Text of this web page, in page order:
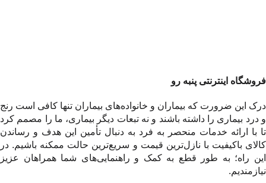
فروشگاه اینترنتی پنبه رو
درک این ضرورت که بیماران و خانواده‌های بیماران تنها کافی است رنج
و درد بیماری را داشته باشند و نه تبعات دیگر بیماری، ما را مصمم کرد
تا با ارائه خدمات منحصر به فرد به دنبال تأمین این هدف و رساندن
کالای باکیفیت با نازل‌ترین قیمت و سریع‌ترین حالت ممکنه باشیم. در
این راه؛ به طور قطع به کمک و راهنمایی‌های شما همراهان عزیز
نیازمندیم.